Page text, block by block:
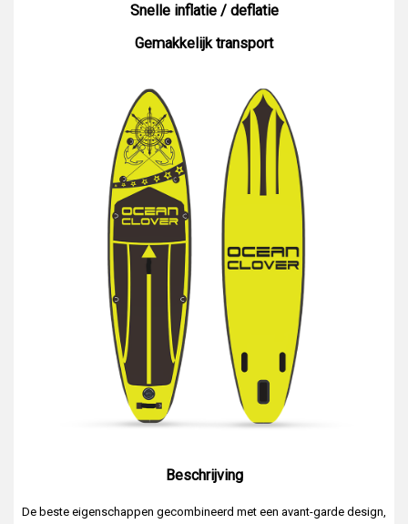
Snelle inflatie / deflatie
Gemakkelijk transport
Beschrijving
De beste eigenschappen gecombineerd met een avant-garde design,